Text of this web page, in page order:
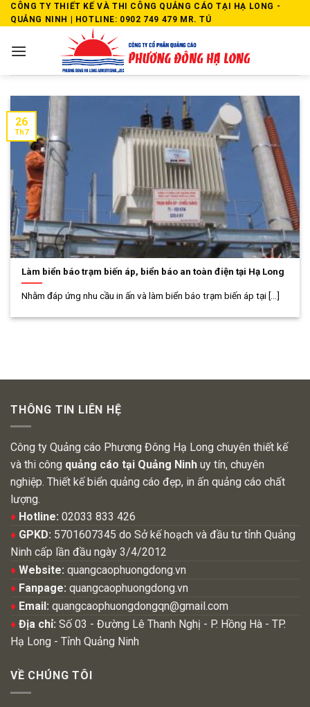
Skip
to
CÔNG TY THIẾT KẾ VÀ THI CÔNG QUẢNG CÁO TẠI HẠ LONG -
QUẢNG NINH | HOTLINE: 0902 749 479 MR. TÚ
Làm biển báo trạm biến áp, biển báo an toàn điện tại Hạ Long
Nhằm đáp ứng nhu cầu in ấn và làm biển báo trạm biến áp tại [...]
26
Th7
THÔNG TIN LIÊN HỆ
Công ty Quảng cáo Phương Đông Hạ Long chuyên thiết kế
và thi công quảng cáo tại Quảng Ninh uy tín, chuyên
nghiệp. Thiết kế biển quảng cáo đẹp, in ấn quảng cáo chất
lượng.
♦ Hotline: 02033 833 426
♦ GPKD: 5701607345 do Sở kế hoạch và đầu tư tỉnh Quảng
Ninh cấp lần đầu ngày 3/4/2012
♦ Website: quangcaophuongdong.vn
♦ Fanpage: quangcaophuongdong.vn
♦ Email: quangcaophuongdongqn@gmail.com
♦ Địa chỉ: Số 03 - Đường Lê Thanh Nghị - P. Hồng Hà - TP.
Hạ Long - Tỉnh Quảng Ninh
VỀ CHÚNG TÔI